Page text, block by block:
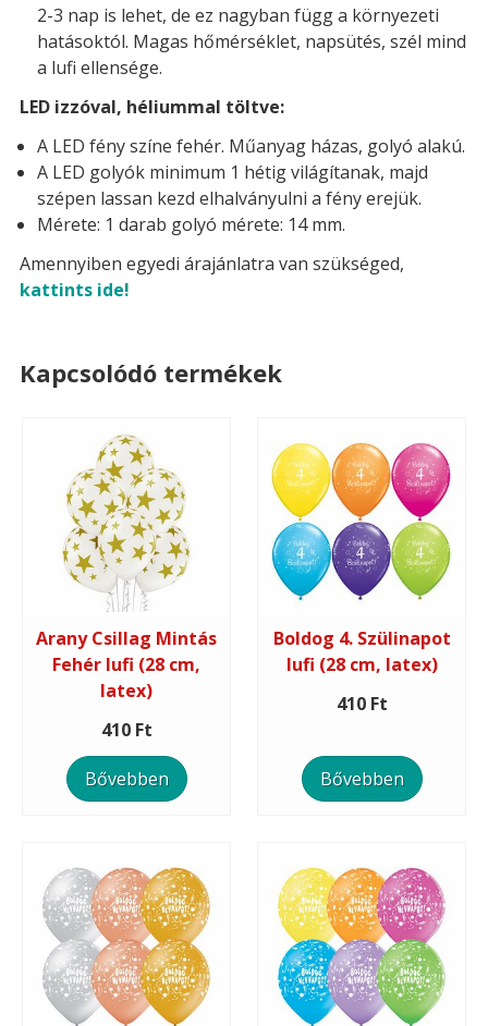
2-3 nap is lehet, de ez nagyban függ a környezeti
hatásoktól. Magas hőmérséklet, napsütés, szél mind
a lufi ellensége.
LED izzóval, héliummal töltve:
A LED fény színe fehér. Műanyag házas, golyó alakú.
A LED golyók minimum 1 hétig világítanak, majd
szépen lassan kezd elhalványulni a fény erejük.
Mérete: 1 darab golyó mérete: 14 mm.
Amennyiben egyedi árajánlatra van szükséged,
kattints ide!
Kapcsolódó termékek
Arany Csillag Mintás
Fehér lufi (28 cm,
latex)
410 Ft
Bővebben
Boldog 4. Szülinapot
lufi (28 cm, latex)
410 Ft
Bővebben